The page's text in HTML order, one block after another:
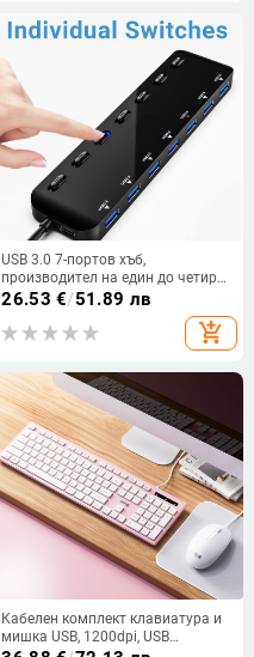
USB 3.0 7-портов хъб,
производител на един до четири
USB 3.0 хъба, 7-портов комутатор
26.53 €/51.89 лв
add_shopping_cart
Кабелен комплект клавиатура и
мишка USB, 1200dpi, USB